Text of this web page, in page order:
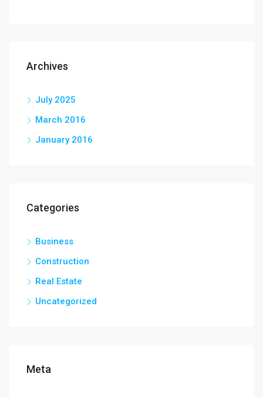
Archives
July 2025
March 2016
January 2016
Categories
Business
Construction
Real Estate
Uncategorized
Meta